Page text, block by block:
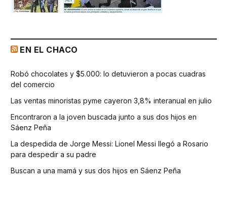
EN EL CHACO
Robó chocolates y $5.000: lo detuvieron a pocas cuadras
del comercio
Las ventas minoristas pyme cayeron 3,8% interanual en julio
Encontraron a la joven buscada junto a sus dos hijos en
Sáenz Peña
La despedida de Jorge Messi: Lionel Messi llegó a Rosario
para despedir a su padre
Buscan a una mamá y sus dos hijos en Sáenz Peña